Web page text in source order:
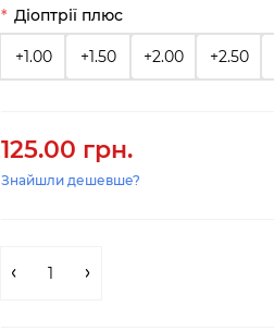
Діоптрії плюс
+1.00 +1.50 +2.00 +2.50
125.00 грн.
Знайшли дешевше?